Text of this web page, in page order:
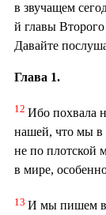
в звучащем
й главы
Давайте
Глава 1.
12 Ибо похвала
нашей, что мы в
не по плотской
в мире,
13 И мы пишем